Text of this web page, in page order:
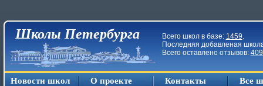
Школы Петербурга Всего школ в базе: 1459.
Последняя добавленая
Всего оставлено отзывов:
Новости школ О проекте Контакты Все